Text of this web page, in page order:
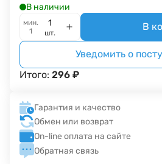
В наличии
мин.
1
шт.
В
Уведомить о
Итого: 296 ₽
Гарантия и качество
Обмен или возврат
On-line оплата на сайте
Обратная связь